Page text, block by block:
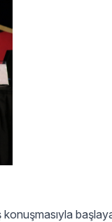
konuşmasıyla